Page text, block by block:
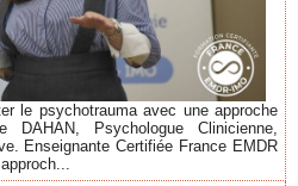
le psychotrauma avec une approche
DAHAN, Psychologue Clinicienne,
Enseignante Certifiée France EMDR